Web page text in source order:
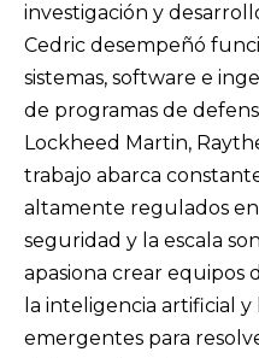
investigación y
Cedric desempeñó
sistemas, software e
de programas de
Lockheed Martin,
trabajo abarca
altamente regulados
seguridad y la escala
apasiona crear equipos
la inteligencia artificial
emergentes para